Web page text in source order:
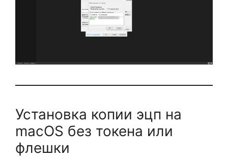
Установка копии эцп на
macOS без токена или
флешки